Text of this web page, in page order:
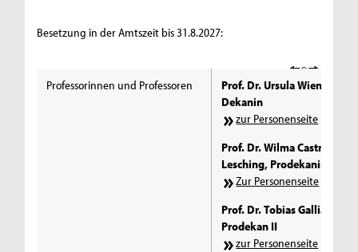
Besetzung in der Amtszeit bis 31.8.2027:
Professorinnen und Professoren
Prof. Dr. Ursula Wienen,
Dekanin
zur Personenseite
Prof. Dr. Wilma Castro-
Lesching, Prodekanin I
Zur Personenseite
Prof. Dr. Tobias Galliat,
Prodekan II
zur Personenseite